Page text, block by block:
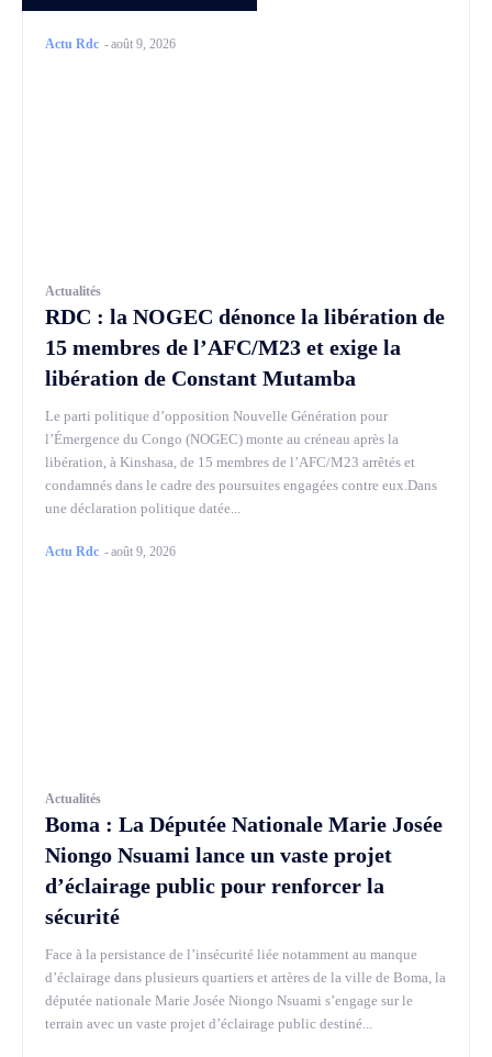
Actu Rdc -août 9, 2026
Actualités
RDC : la NOGEC dénonce la libération de
15 membres de l’AFC/M23 et exige la
libération de Constant Mutamba
Le parti politique d’opposition Nouvelle Génération pour
l’Émergence du Congo (NOGEC) monte au créneau après la
libération, à Kinshasa, de 15 membres de l’AFC/M23 arrêtés et
condamnés dans le cadre des poursuites engagées contre eux.Dans
une déclaration politique datée...
Actu Rdc -août 9, 2026
Actualités
Boma : La Députée Nationale Marie Josée
Niongo Nsuami lance un vaste projet
d’éclairage public pour renforcer la
sécurité
Face à la persistance de l’insécurité liée notamment au manque
d’éclairage dans plusieurs quartiers et artères de la ville de Boma, la
députée nationale Marie Josée Niongo Nsuami s’engage sur le
terrain avec un vaste projet d’éclairage public destiné...